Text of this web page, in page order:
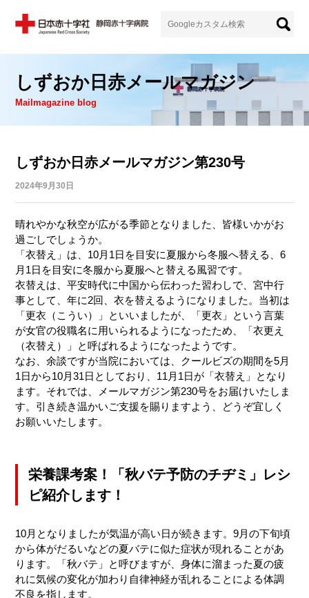
しずおか日赤メールマガジン
Mailmagazine blog
しずおか日赤メールマガジン第230号
2024年9月30日
晴れやかな秋空が広がる季節となりました、皆様いかがお
過ごしでしょうか。
「衣替え」は、10月1日を目安に夏服から冬服へ替える、6
月1日を目安に冬服から夏服へと替える風習です。
衣替えは、平安時代に中国から伝わった習わしで、宮中行
事として、年に2回、衣を替えるようになりました。当初は
「更衣（こうい）」といいましたが、「更衣」という言葉
が女官の役職名に用いられるようになったため、「衣更え
（衣替え）」と呼ばれるようになったようです。
なお、余談ですが当院においては、クールビズの期間を5月
1日から10月31日としており、11月1日が「衣替え」となり
ます。それでは、メールマガジン第230号をお届けいたしま
す。引き続き温かいご支援を賜りますよう、どうぞ宜しく
お願いいたします。
栄養課考案！「秋バテ予防のチヂミ」レシ
ピ紹介します！
10月となりましたが気温が高い日が続きます。9月の下旬頃
から体がだるいなどの夏バテに似た症状が現れることがあ
ります。「秋バテ」と呼びますが、身体に溜まった夏の疲
れに気候の変化が加わり自律神経が乱れることによる体調
不良を指します。